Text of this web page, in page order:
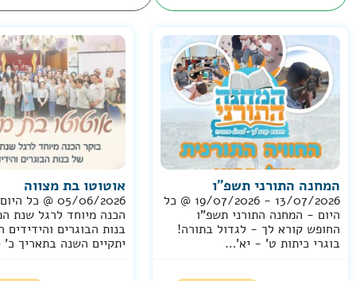
המחנה התורני תשפ"ו
13/07/2026 - 19/07/2026 @ כל
היום - המחנה התורני תשפ"ו
החופש קורא לך - לגדול בתורה!
בוגרי כיתות ט' - יא'…
אוטוטו בת מצווה
05/06/2026 @
הכנה מיוחד לרגל שנת
בנות הבוגרים והידידים
יתקיים השנה בתאריך כ'